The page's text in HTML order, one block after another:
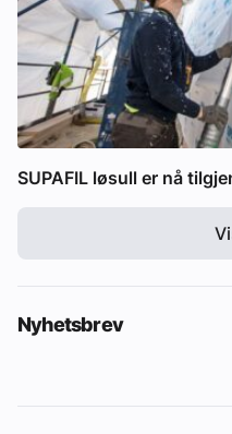
SUPAFIL løsull er nå
Nyhetsbrev